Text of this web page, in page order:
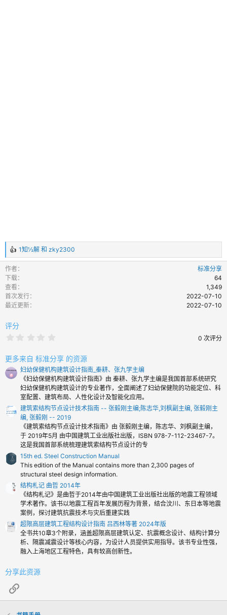
反
馈
：
1知½解 和 zky2300
作者
标准分享
下载
64
查看
1,349
首次发行
2022-07-10
最近更新
2022-07-10
评分
0
颗
星
0 次评分
更多来自 标准分享 的资源
妇幼保健机构建筑设计指南_秦耕、张九学主编
《妇幼保健机构建筑设计指南》由 秦耕、张九学主编是我国首部系统研究
妇幼保健机构建筑设计的专业著作，全面阐述了妇幼保健院的功能定位、科
室配置、建筑布局、人性化设计及智能化应用。
建筑索结构节点设计技术指南 -- 张毅刚主编;陈志华,刘枫副主编, 张毅刚主
编, 张毅刚 -- 2019
《建筑索结构节点设计技术指南》由 张毅刚主编，陈志华、刘枫副主编，
于 2019年5月 由中国建筑工业出版社出版，ISBN 978-7-112-23467-7。
这是我国首部系统梳理建筑索结构节点设计的专
15th ed. Steel Construction Manual
This edition of the Manual contains more than 2,300 pages of
structural steel design information.
结构札记 曲哲 2014年
《结构札记》是曲哲于2014年由中国建筑工业出版社出版的地震工程领域
学术著作。该书以地震工程百年发展历程为背景，结合汶川、东日本等地震
案例，探讨建筑抗震技术与灾后重建实践
超限高层建筑工程结构设计指南 吕西林等著 2024年版
全书共10章3个附录，涵盖超限高层建筑认定、抗震概念设计、结构计算分
析、隔震减震设计等核心内容，为设计人员提供实用指导。该书专业性强，
融入上海地区工程特色，具有较高创新性。
分享此资源
链接